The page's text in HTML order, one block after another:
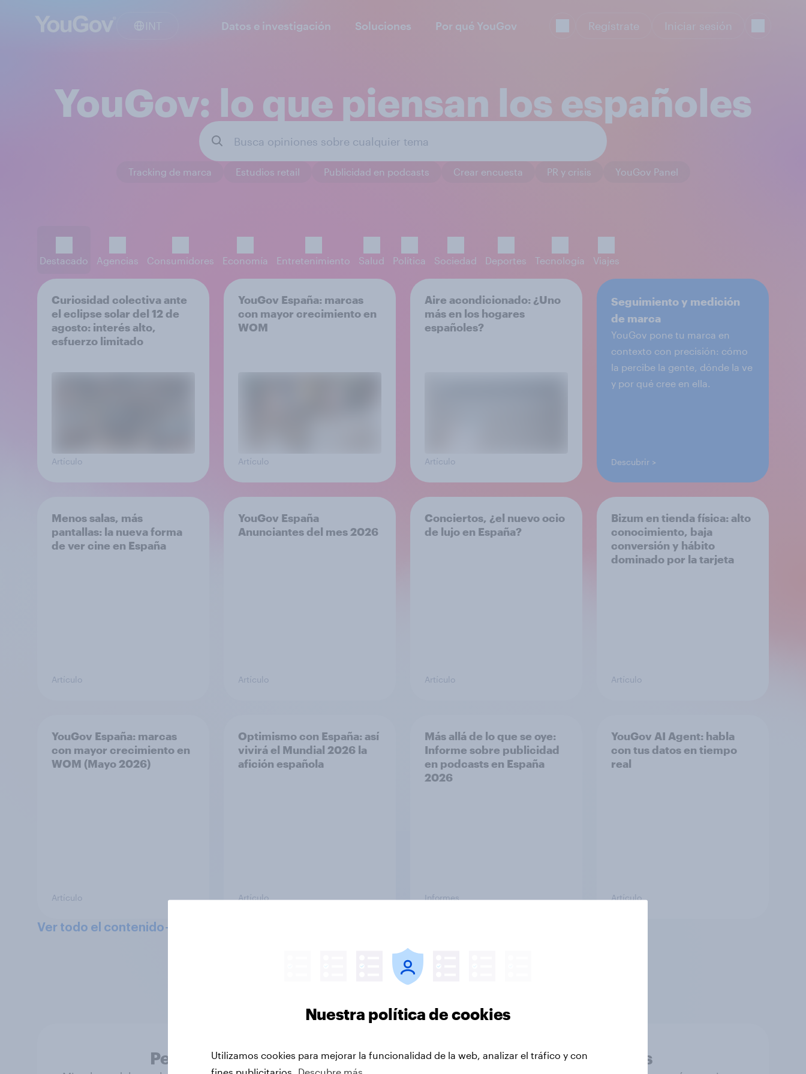
INT Datos e investigación Soluciones Por qué YouGov Regístrate Iniciar sesión
YouGov: lo que piensan los españoles
Tracking de marca Estudios retail Publicidad en podcasts Crear encuesta PR y crisis YouGov Panel
Destacado Agencias Consumidores Economía Entretenimiento Salud Política Sociedad Deportes Tecnología Viajes
Curiosidad colectiva ante
el eclipse solar del 12 de
agosto: interés alto,
esfuerzo limitado
Artículo
YouGov España: marcas
con mayor crecimiento en
WOM
Artículo
Aire acondicionado: ¿Uno
más en los hogares
españoles?
Artículo
Seguimiento y medición
de marca
YouGov pone tu marca en
contexto con precisión: cómo
la percibe la gente, dónde la ve
y por qué cree en ella.
Descubrir
Menos salas, más
pantallas: la nueva forma
de ver cine en España
Artículo
YouGov España
Anunciantes del mes 2026
Artículo
Conciertos, ¿el nuevo ocio
de lujo en España?
Artículo
Bizum en tienda física: alto
conocimiento, baja
conversión y hábito
dominado por la tarjeta
Artículo
YouGov España: marcas
con mayor crecimiento en
WOM (Mayo 2026)
Artículo
Optimismo con España: así
vivirá el Mundial 2026 la
afición española
Artículo
Más allá de lo que se oye:
Informe sobre publicidad
en podcasts en España
2026
Informes
YouGov AI Agent: habla
con tus datos en tiempo
real
Artículo
Ver todo el contenido
Por qué YouGov
Puedes acceder a datos reales y experiencia en investigación de mercados,
ayuda a tomar mejores decisiones estratégicas.
Personas reales Datos precisos
Nuestra política de cookies
Utilizamos cookies para mejorar la funcionalidad de la web, analizar el tráfico y con
fines publicitarios.
Descubre más